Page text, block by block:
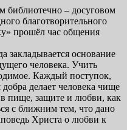
библиотечно – досуговом
благотворительного
прошёл час общения
закладывается основание
человека. Учить
Каждый поступок,
делает человека чище
пище, защите и любви, как
с ближним тем, что дано
Христа о любви к